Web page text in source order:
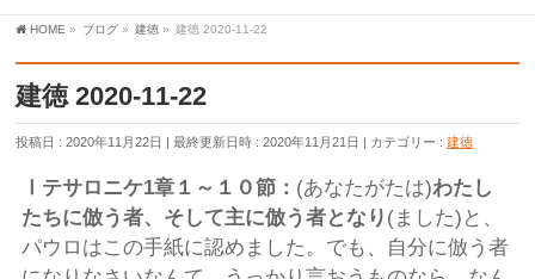
HOME » ブログ » 建徳 » 建徳 2020-11-22
建徳 2020-11-22
投稿日 : 2020年11月22日 最終更新日時 : 2020年11月21日 カテゴリー :建徳
Ⅰテサロニケ1章１～１０節： (あなたがたは)わたし
たちに倣う者、そして主に倣う者となり (ました)と、
パウロはこの手紙に認めました。でも、自分に倣う者